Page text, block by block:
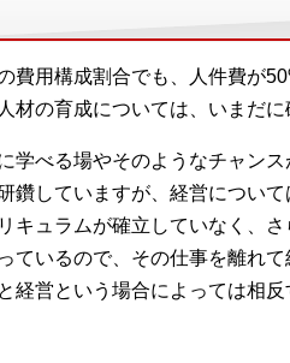
用構成割合でも、人件費が
の育成については、いまだに
べる場やそのようなチャン
していますが、経営につい
キュラムが確立していなく、
ているので、その仕事を離れ
営という場合によっては相